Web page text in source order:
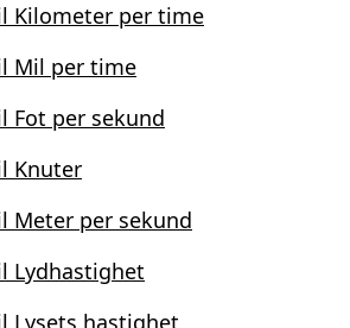
Kilometer per time
Mil per time
Fot per sekund
Knuter
Meter per sekund
Lydhastighet
Lysets hastighet